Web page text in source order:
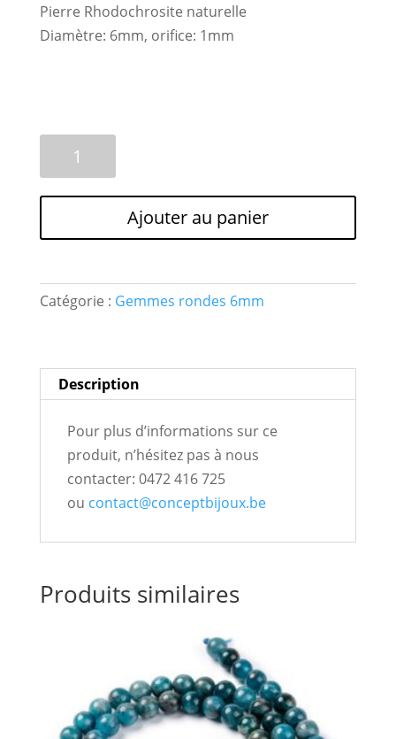
Pierre Rhodochrosite naturelle
Diamètre: 6mm, orifice: 1mm
1
Perle
naturelle
Ajouter au panier
e
r
t
e
:
Catégorie : Gemmes rondes 6mm
Description
Pour plus d’informations sur ce
produit, n’hésitez pas à nous
contacter: 0472 416 725
ou contact@conceptbijoux.be
Produits similaires